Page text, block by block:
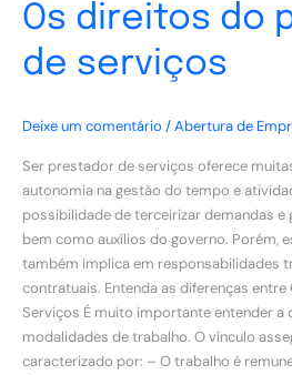
Os direitos do
de serviços
Deixe um comentário /Abertura de
Ser prestador de serviços oferece
autonomia na gestão do tempo e
possibilidade de terceirizar demandas e
bem como auxílios do governo. Porém,
também implica em responsabilidades
contratuais. Entenda as diferenças entre
Serviços É muito importante entender a
modalidades de trabalho. O vínculo
caracterizado por: – O trabalho é